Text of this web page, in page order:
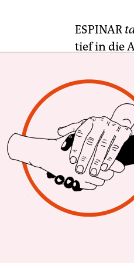
ESPINAR
tief in die
die zum
läuft
hier
2028“,
„Der
lebt. Im